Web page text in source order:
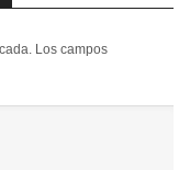
Los campos